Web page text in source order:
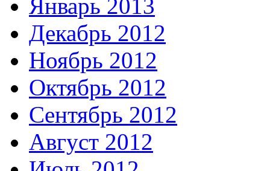
Январь 2013
Декабрь 2012
Ноябрь 2012
Октябрь 2012
Сентябрь 2012
Август 2012